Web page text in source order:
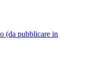
(da pubblicare in